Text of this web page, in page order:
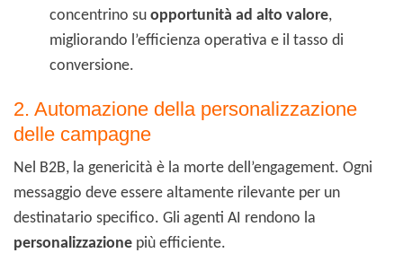
concentrino su opportunità ad alto valore,
migliorando l’efficienza operativa e il tasso di
conversione.
2. Automazione della personalizzazione
delle campagne
Nel B2B, la genericità è la morte dell’engagement. Ogni
messaggio deve essere altamente rilevante per un
destinatario specifico. Gli agenti AI rendono la
personalizzazione più efficiente.